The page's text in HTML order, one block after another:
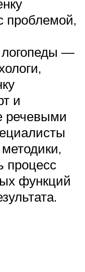
проблемой,
—
и
речевыми
процесс
функций